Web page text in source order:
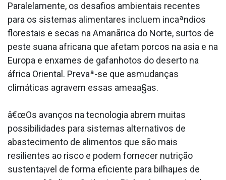
Paralelamente, os desafios ambientais recentes
para os sistemas alimentares incluem incaªndios
florestais e secas na Amanãrica do Norte, surtos de
peste sua­na africana que afetam porcos na asia e na
Europa e enxames de gafanhotos do deserto na
áfrica Oriental. Prevaª-se que asmudanças
climáticas agravem essas ameaa§as.
â€œOs avanços na tecnologia abrem muitas
possibilidades para sistemas alternativos de
abastecimento de alimentos que são mais
resilientes ao risco e podem fornecer nutrição
sustenta¡vel de forma eficiente para bilhaµes de